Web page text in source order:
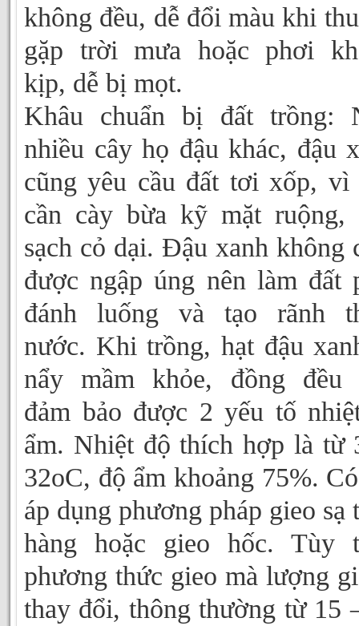
không đều, dễ đổi màu khi
gặp trời mưa hoặc phơi
kịp, dễ bị mọt.
Khâu chuẩn bị đất trồng:
nhiều cây họ đậu khác, đậu
cũng yêu cầu đất tơi xốp, vì
cần cày bừa kỹ mặt ruộng,
sạch cỏ dại. Đậu xanh không
được ngập úng nên làm đất
đánh luống và tạo rãnh
nước. Khi trồng, hạt đậu
nẩy mầm khỏe, đồng đều
đảm bảo được 2 yếu tố
ẩm. Nhiệt độ thích hợp là từ
32oC, độ ẩm khoảng 75%.
áp dụng phương pháp gieo sạ
hàng hoặc gieo hốc. Tùy
phương thức gieo mà lượng
thay đổi, thông thường từ 15